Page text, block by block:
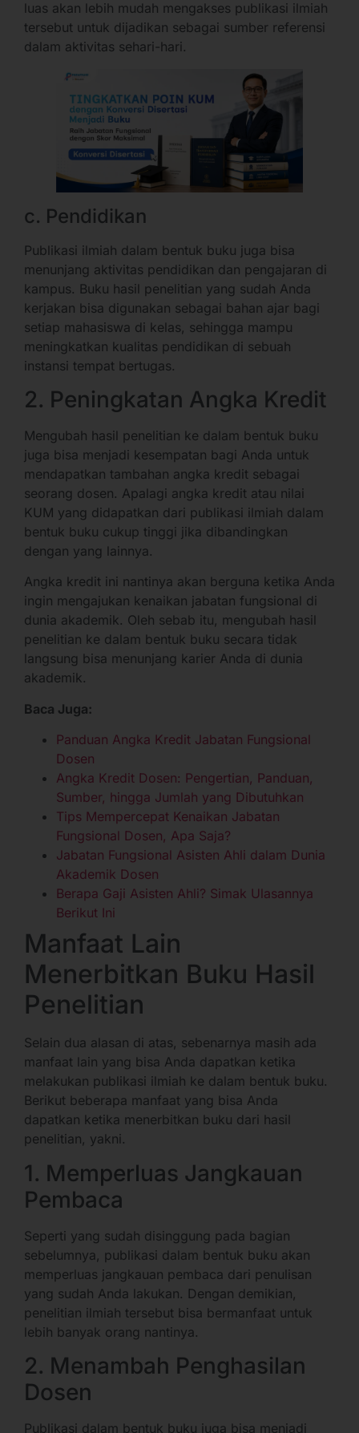
luas akan lebih mudah mengakses publikasi ilmiah
tersebut untuk dijadikan sebagai sumber referensi
dalam aktivitas sehari-hari.
c. Pendidikan
Publikasi ilmiah dalam bentuk buku juga bisa
menunjang aktivitas pendidikan dan pengajaran di
kampus. Buku hasil penelitian yang sudah Anda
kerjakan bisa digunakan sebagai bahan ajar bagi
setiap mahasiswa di kelas, sehingga mampu
meningkatkan kualitas pendidikan di sebuah
instansi tempat bertugas.
2. Peningkatan Angka Kredit
Mengubah hasil penelitian ke dalam bentuk buku
juga bisa menjadi kesempatan bagi Anda untuk
mendapatkan tambahan angka kredit sebagai
seorang dosen. Apalagi angka kredit atau nilai
KUM yang didapatkan dari publikasi ilmiah dalam
bentuk buku cukup tinggi jika dibandingkan
dengan yang lainnya.
Angka kredit ini nantinya akan berguna ketika Anda
ingin mengajukan kenaikan jabatan fungsional di
dunia akademik. Oleh sebab itu, mengubah hasil
penelitian ke dalam bentuk buku secara tidak
langsung bisa menunjang karier Anda di dunia
akademik.
Baca Juga:
Panduan Angka Kredit Jabatan Fungsional
Dosen
Angka Kredit Dosen: Pengertian, Panduan,
Sumber, hingga Jumlah yang Dibutuhkan
Tips Mempercepat Kenaikan Jabatan
Fungsional Dosen, Apa Saja?
Jabatan Fungsional Asisten Ahli dalam Dunia
Akademik Dosen
Berapa Gaji Asisten Ahli? Simak Ulasannya
Berikut Ini
Manfaat Lain
Menerbitkan Buku Hasil
Penelitian
Selain dua alasan di atas, sebenarnya masih ada
manfaat lain yang bisa Anda dapatkan ketika
melakukan publikasi ilmiah ke dalam bentuk buku.
Berikut beberapa manfaat yang bisa Anda
dapatkan ketika menerbitkan buku dari hasil
penelitian, yakni.
1. Memperluas Jangkauan
Pembaca
Seperti yang sudah disinggung pada bagian
sebelumnya, publikasi dalam bentuk buku akan
memperluas jangkauan pembaca dari penulisan
yang sudah Anda lakukan. Dengan demikian,
penelitian ilmiah tersebut bisa bermanfaat untuk
lebih banyak orang nantinya.
2. Menambah Penghasilan
Dosen
Publikasi dalam bentuk buku juga bisa menjadi